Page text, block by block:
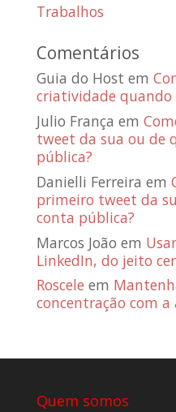
Trabalhos
Comentários
Guia do Host em
criatividade quando
Julio França em
tweet da sua ou de
pública?
Danielli Ferreira em
primeiro tweet da
conta pública?
Marcos João em
LinkedIn, do jeito
Roscele em
concentração com
Quem somos